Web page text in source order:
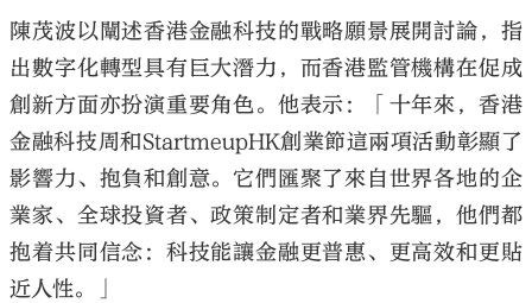
陳茂波以闡述香港金融科技的戰略願景展開討論，指
出數字化轉型具有巨大潛力，而香港監管機構在促成
創新方面亦扮演重要角色。他表示：「十年來，香港
金融科技周和StartmeupHK創業節這兩項活動彰顯了
影響力、抱負和創意。它們匯聚了來自世界各地的企
業家、全球投資者、政策制定者和業界先驅，他們都
抱着共同信念：科技能讓金融更普惠、更高效和更貼
近人性。」